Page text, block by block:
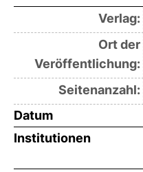
Verlag:
Ort der
Veröffentlichung:
Seitenanzahl:
Datum
Institutionen